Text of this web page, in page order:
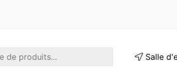
Salle